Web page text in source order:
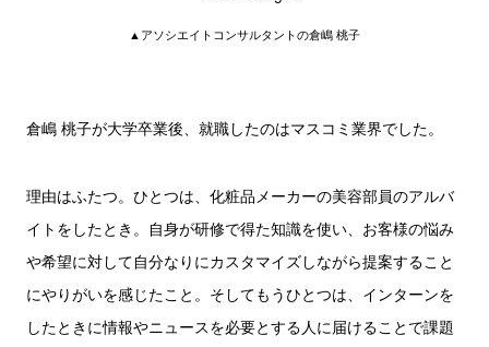
▲アソシエイトコンサルタントの倉嶋 桃子
倉嶋 桃子が大学卒業後、就職したのはマスコミ業界でした。
理由はふたつ。ひとつは、化粧品メーカーの美容部員のアルバ
イトをしたとき。自身が研修で得た知識を使い、お客様の悩み
や希望に対して自分なりにカスタマイズしながら提案すること
にやりがいを感じたこと。そしてもうひとつは、インターンを
したときに情報やニュースを必要とする人に届けることで課題